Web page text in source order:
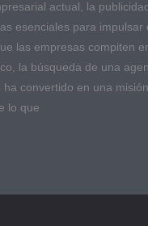
actual, la
esenciales para impulsar
las empresas compiten
la búsqueda de una
ha convertido en una
lo que